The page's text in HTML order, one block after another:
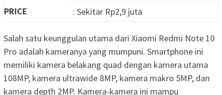
PRICE
: Sekitar Rp2,9 juta
Salah satu keunggulan utama dari Xiaomi Redmi Note 10
Pro adalah kameranya yang mumpuni. Smartphone ini
memiliki kamera belakang quad dengan kamera utama
108MP, kamera ultrawide 8MP, kamera makro 5MP, dan
kamera depth 2MP. Kamera-kamera ini mampu